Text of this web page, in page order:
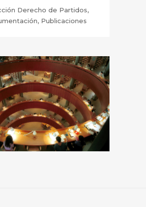
Derecho de Partidos,
Publicaciones